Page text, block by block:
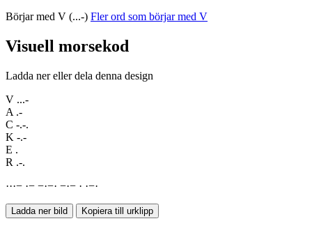
Börjar med V (...-) Fler ord som börjar med V
Visuell morsekod
Ladda ner eller dela denna design
V ...-
A .-
C -.-.
K -.-
E .
R .-.
···− ·− −·−· −·− · ·−·
Ladda ner bild Kopiera till urklipp